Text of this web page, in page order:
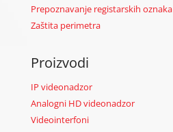
Prepoznavanje registarskih oznaka
Zaštita perimetra
Proizvodi
IP videonadzor
Analogni HD videonadzor
Videointerfoni